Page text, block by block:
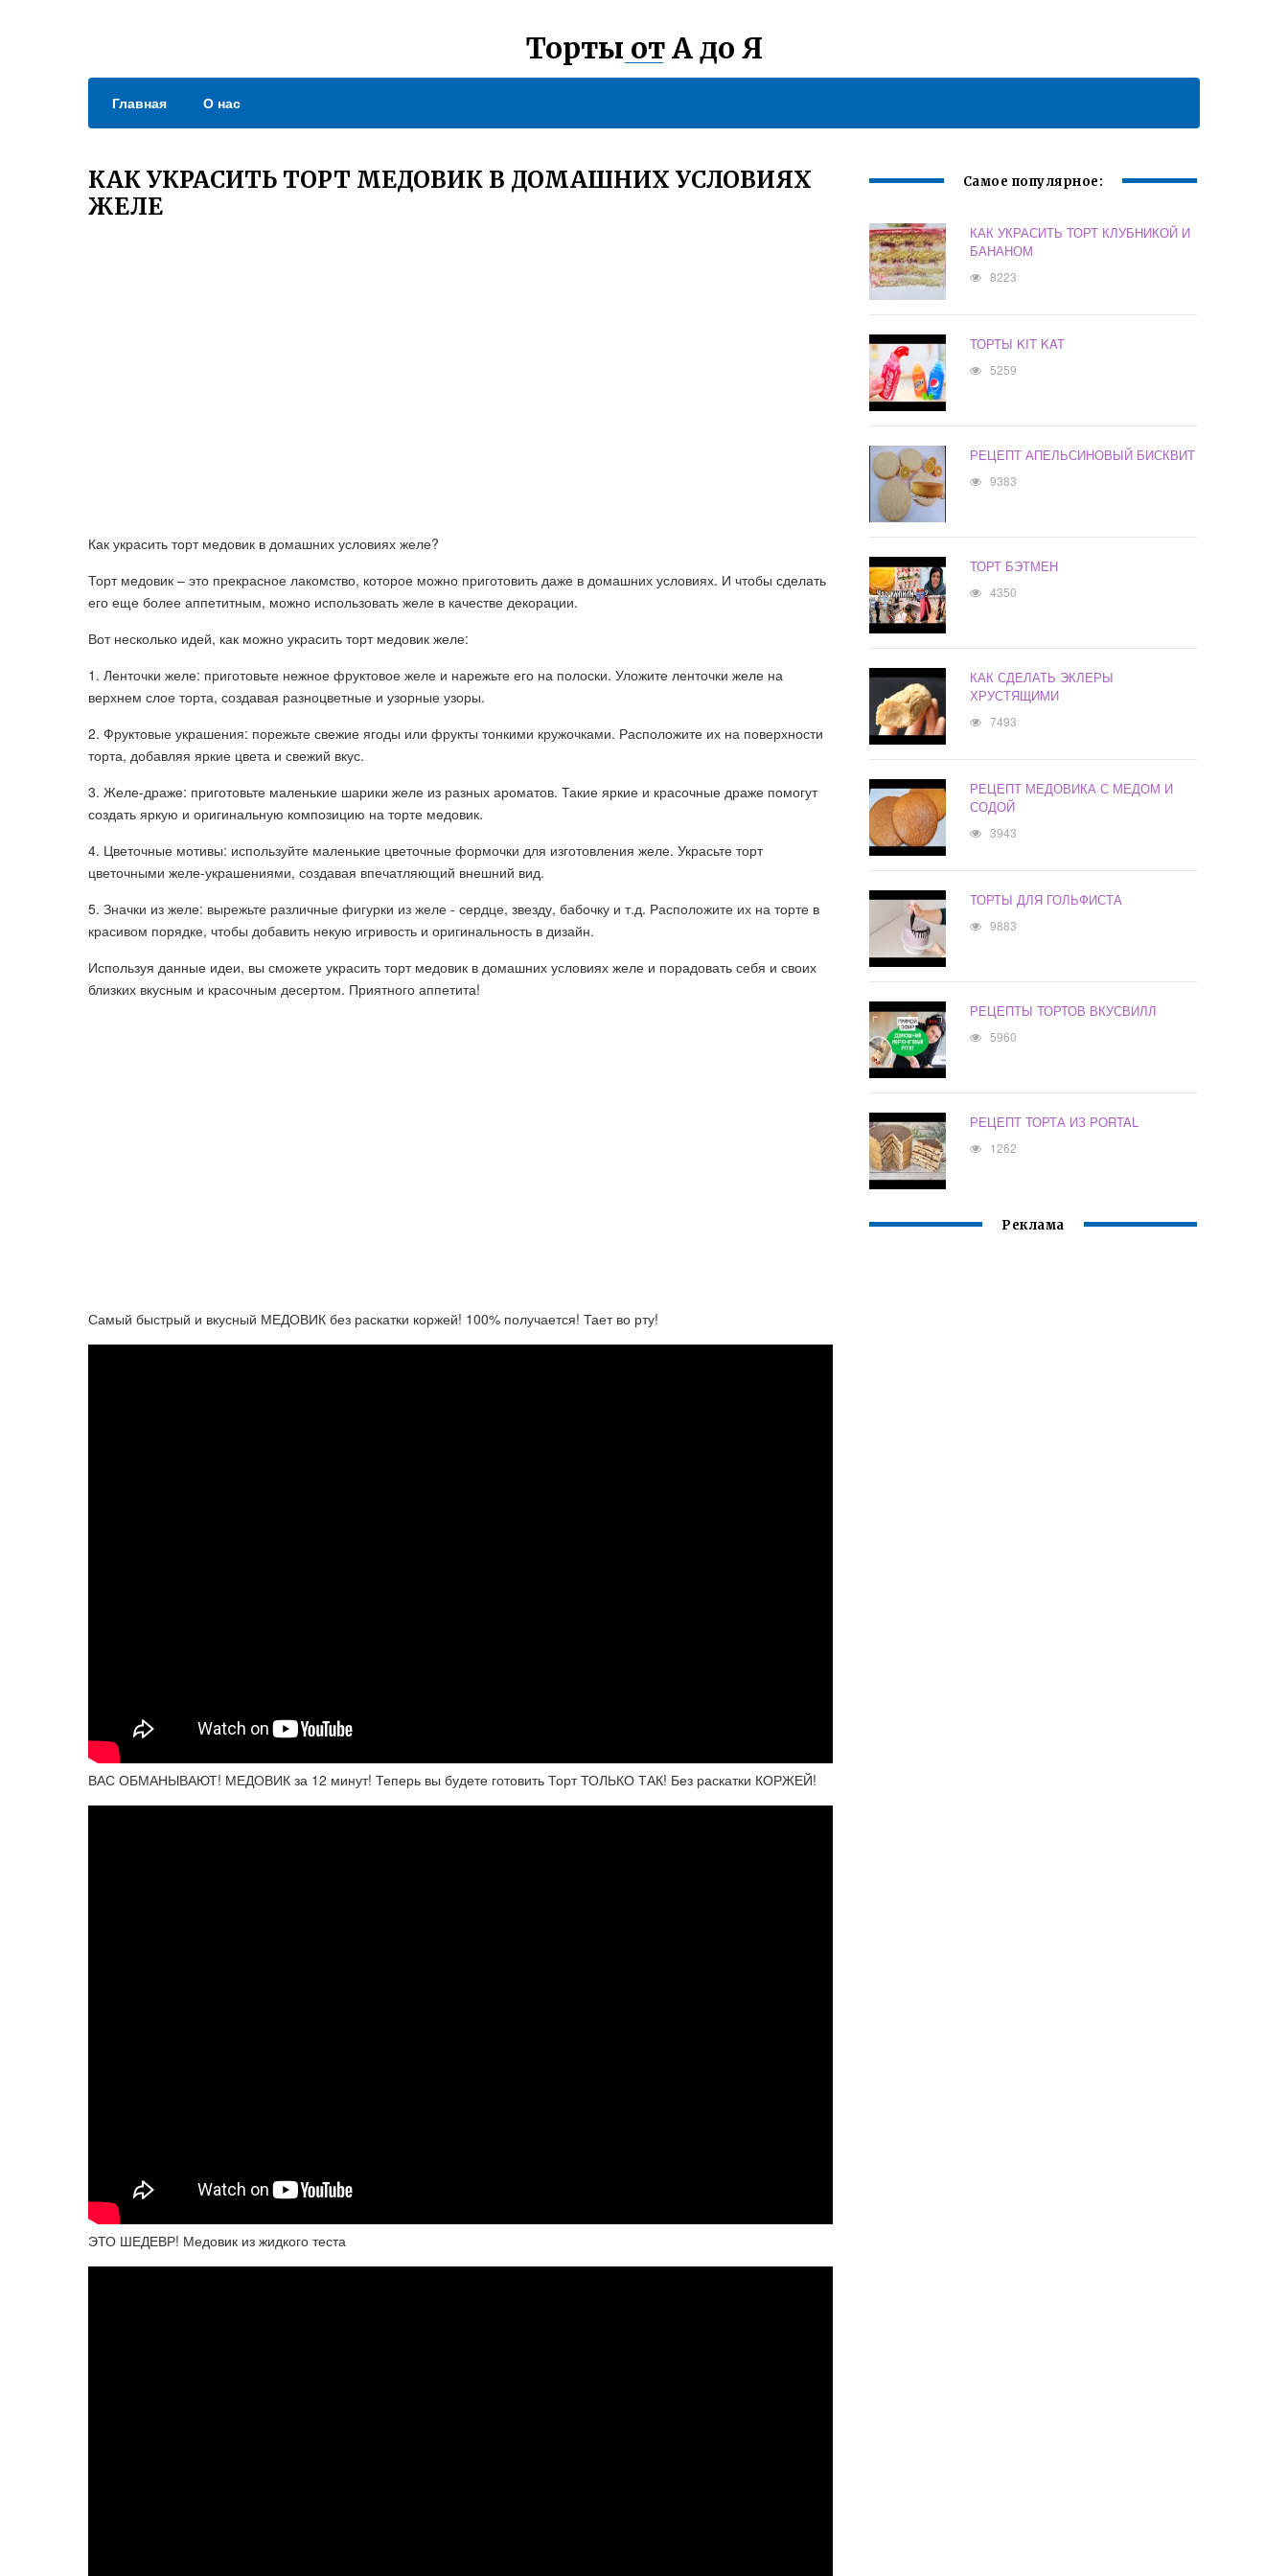
Торты от А до Я
Главная О нас
КАК УКРАСИТЬ ТОРТ МЕДОВИК В ДОМАШНИХ УСЛОВИЯХ
ЖЕЛЕ
Как украсить торт медовик в домашних условиях желе?
Торт медовик – это прекрасное лакомство, которое можно приготовить даже в домашних условиях. И чтобы сделать
его еще более аппетитным, можно использовать желе в качестве декорации.
Вот несколько идей, как можно украсить торт медовик желе:
1. Ленточки желе: приготовьте нежное фруктовое желе и нарежьте его на полоски. Уложите ленточки желе на
верхнем слое торта, создавая разноцветные и узорные узоры.
2. Фруктовые украшения: порежьте свежие ягоды или фрукты тонкими кружочками. Расположите их на поверхности
торта, добавляя яркие цвета и свежий вкус.
3. Желе-драже: приготовьте маленькие шарики желе из разных ароматов. Такие яркие и красочные драже помогут
создать яркую и оригинальную композицию на торте медовик.
4. Цветочные мотивы: используйте маленькие цветочные формочки для изготовления желе. Украсьте торт
цветочными желе-украшениями, создавая впечатляющий внешний вид.
5. Значки из желе: вырежьте различные фигурки из желе - сердце, звезду, бабочку и т.д. Расположите их на торте в
красивом порядке, чтобы добавить некую игривость и оригинальность в дизайн.
Используя данные идеи, вы сможете украсить торт медовик в домашних условиях желе и порадовать себя и своих
близких вкусным и красочным десертом. Приятного аппетита!
Самый быстрый и вкусный МЕДОВИК без раскатки коржей! 100% получается! Тает во рту!
ВАС ОБМАНЫВАЮТ! МЕДОВИК за 12 минут! Теперь вы будете готовить Торт ТОЛЬКО ТАК! Без раскатки КОРЖЕЙ!
ЭТО ШЕДЕВР! Медовик из жидкого теста
Самое популярное:
КАК УКРАСИТЬ ТОРТ КЛУБНИКОЙ И
БАНАНОМ
8223
ТОРТЫ KIT KAT
5259
РЕЦЕПТ АПЕЛЬСИНОВЫЙ БИСКВИТ
9383
ТОРТ БЭТМЕН
4350
КАК СДЕЛАТЬ ЭКЛЕРЫ
ХРУСТЯЩИМИ
7493
РЕЦЕПТ МЕДОВИКА С МЕДОМ И
СОДОЙ
3943
ТОРТЫ ДЛЯ ГОЛЬФИСТА
9883
РЕЦЕПТЫ ТОРТОВ ВКУСВИЛЛ
5960
РЕЦЕПТ ТОРТА ИЗ PORTAL
1262
Реклама